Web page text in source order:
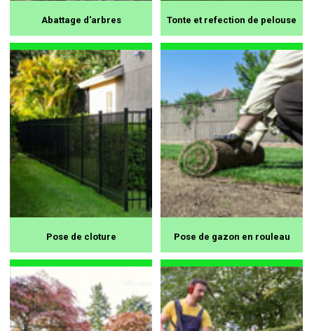
Abattage d'arbres Tonte et refection de pelouse
Pose de cloture Pose de gazon en rouleau